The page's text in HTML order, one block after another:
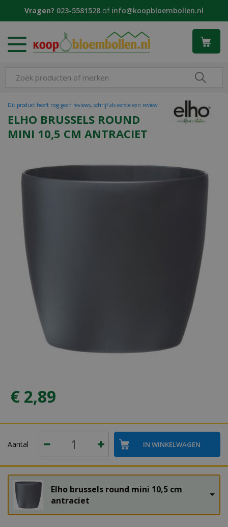
Vragen? 023-5581528 of info@koopbloembollen.nl
ELHO BRUSSELS ROUND
MINI 10,5 CM ANTRACIET
Dit product heeft nog geen reviews, schrijf als eerste een review
€ 2,89
Aantal
Elho brussels round mini 10,5 cm
antraciet